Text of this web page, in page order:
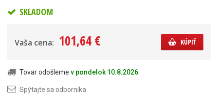
SKLADOM
Vaša cena: 101,64 € KÚPIŤ
Tovar odošleme v pondelok 10.8.2026
Spýtajte sa odborníka